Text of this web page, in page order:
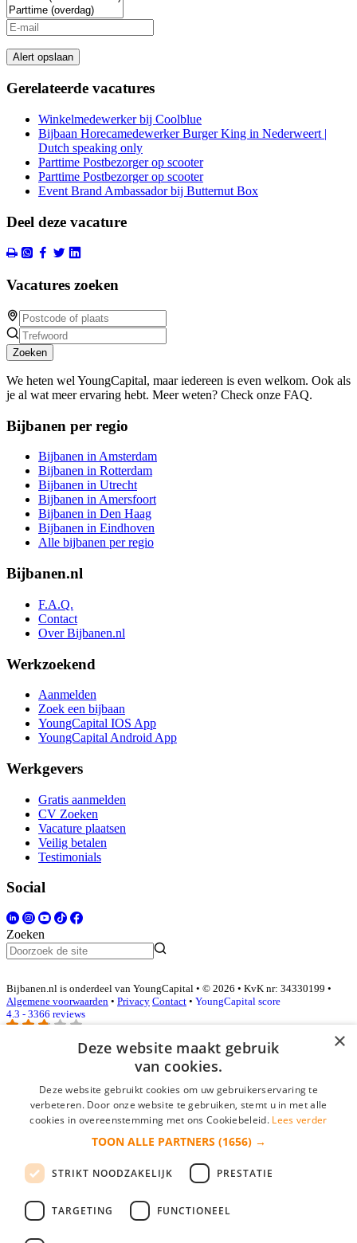
Alert opslaan
Gerelateerde vacatures
Winkelmedewerker bij Coolblue
Bijbaan Horecamedewerker Burger King in Nederweert |
Dutch speaking only
Parttime Postbezorger op scooter
Parttime Postbezorger op scooter
Event Brand Ambassador bij Butternut Box
Deel deze vacature
Vacatures zoeken
Zoeken
We heten wel YoungCapital, maar iedereen is even welkom. Ook als
je al wat meer ervaring hebt. Meer weten? Check onze FAQ.
Bijbanen per regio
Bijbanen in Amsterdam
Bijbanen in Rotterdam
Bijbanen in Utrecht
Bijbanen in Amersfoort
Bijbanen in Den Haag
Bijbanen in Eindhoven
Alle bijbanen per regio
Bijbanen.nl
F.A.Q.
Contact
Over Bijbanen.nl
Werkzoekend
Aanmelden
Zoek een bijbaan
YoungCapital IOS App
YoungCapital Android App
Werkgevers
Gratis aanmelden
CV Zoeken
Vacature plaatsen
Veilig betalen
Testimonials
Social
Zoeken
Bijbanen.nl is onderdeel van YoungCapital • © 2026 • KvK nr: 34330199 •
Algemene voorwaarden • Privacy Contact • YoungCapital score
4.3 - 3366 reviews
E-mail*
login gegevens onthouden
login
×
Deze website maakt gebruik
van cookies.
Deze website gebruikt cookies om uw gebruikerservaring te
verbeteren. Door onze website te gebruiken, stemt u in met alle
cookies in overeenstemming met ons Cookiebeleid. Lees verder
TOON ALLE PARTNERS (1656) →
STRIKT NOODZAKELIJK PRESTATIE
TARGETING FUNCTIONEEL